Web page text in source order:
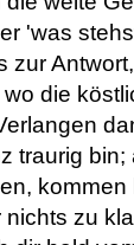
'was
zur
die
traurig
nichts zu